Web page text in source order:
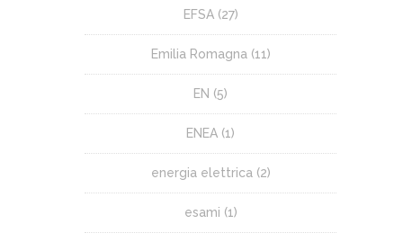
EFSA(27)
Emilia Romagna(11)
EN (5)
ENEA (1)
energia elettrica(2)
esami (1)